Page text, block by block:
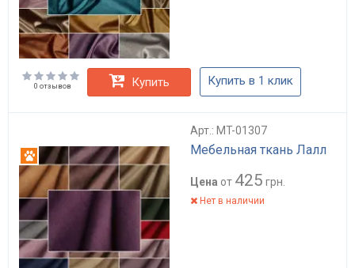
0 отзывов Купить Купить в 1 клик
Арт.: MT-01307
Мебельная ткань Лалл
Антикоготь
Цена от 425 грн.
Нет в наличии